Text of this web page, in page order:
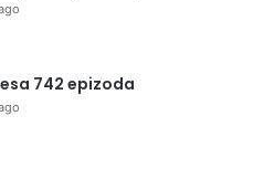
742 epizoda